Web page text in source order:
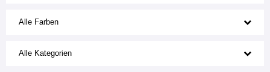
Alle Farben
Alle Kategorien